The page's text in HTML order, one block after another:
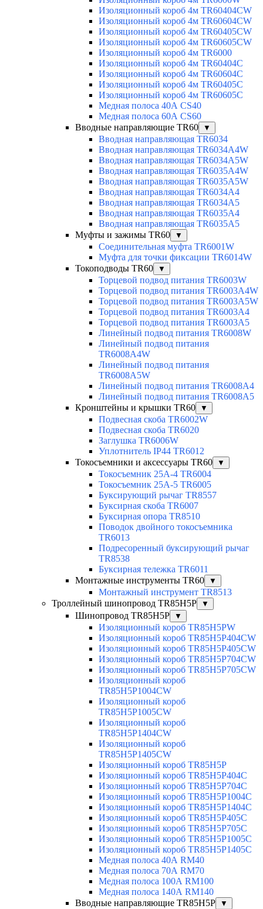
Изоляционный короб 4м TR60404CW
Изоляционный короб 4м TR60604CW
Изоляционный короб 4м TR60405CW
Изоляционный короб 4м TR60605CW
Изоляционный короб 4м TR6000
Изоляционный короб 4м TR60404C
Изоляционный короб 4м TR60604C
Изоляционный короб 4м TR60405C
Изоляционный короб 4м TR60605C
Медная полоса 40А CS40
Медная полоса 60А CS60
Вводные направляющие TR60
▼
Вводная направляющая TR6034
Вводная направляющая TR6034A4W
Вводная направляющая TR6034A5W
Вводная направляющая TR6035A4W
Вводная направляющая TR6035A5W
Вводная направляющая TR6034A4
Вводная направляющая TR6034A5
Вводная направляющая TR6035A4
Вводная направляющая TR6035A5
Муфты и зажимы TR60
▼
Соединительная муфта TR6001W
Муфта для точки фиксации TR6014W
Токоподводы TR60
▼
Торцевой подвод питания TR6003W
Торцевой подвод питания TR6003A4W
Торцевой подвод питания TR6003A5W
Торцевой подвод питания TR6003A4
Торцевой подвод питания TR6003A5
Линейный подвод питания TR6008W
Линейный подвод питания
TR6008A4W
Линейный подвод питания
TR6008A5W
Линейный подвод питания TR6008A4
Линейный подвод питания TR6008A5
Кронштейны и крышки TR60
▼
Подвесная скоба TR6002W
Подвесная скоба TR6020
Заглушка TR6006W
Уплотнитель IP44 TR6012
Токосъемники и аксессуары TR60
▼
Токосъемник 25А-4 TR6004
Токосъемник 25А-5 TR6005
Буксирующий рычаг TR8557
Буксирная скоба TR6007
Буксирная опора TR8510
Поводок двойного токосъемника
TR6013
Подресоренный буксирующий рычаг
TR8538
Буксирная тележка TR6011
Монтажные инструменты TR60
▼
Монтажный инструмент TR8513
Троллейный шинопровод TR85H5P
▼
Шинопровод TR85H5P ▼
Изоляционный короб TR85H5PW
Изоляционный короб TR85H5P404CW
Изоляционный короб TR85H5P405CW
Изоляционный короб TR85H5P704CW
Изоляционный короб TR85H5P705CW
Изоляционный короб
TR85H5P1004CW
Изоляционный короб
TR85H5P1005CW
Изоляционный короб
TR85H5P1404CW
Изоляционный короб
TR85H5P1405CW
Изоляционный короб TR85H5P
Изоляционный короб TR85H5P404C
Изоляционный короб TR85H5P704C
Изоляционный короб TR85H5P1004C
Изоляционный короб TR85H5P1404C
Изоляционный короб TR85H5P405C
Изоляционный короб TR85H5P705C
Изоляционный короб TR85H5P1005C
Изоляционный короб TR85H5P1405C
Медная полоса 40А RM40
Медная полоса 70А RM70
Медная полоса 100А RM100
Медная полоса 140А RM140
Вводные направляющие TR85H5P
▼